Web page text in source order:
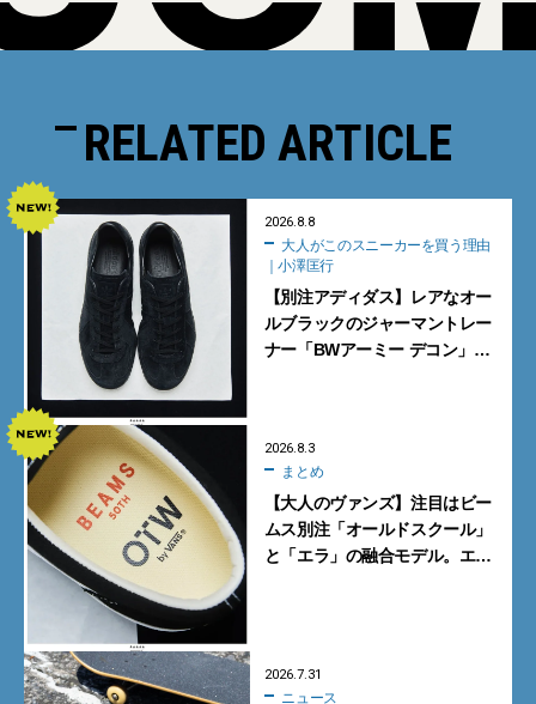
RELATED ARTICLE
2026.8.8
｜小澤匡行
【別注アディダス】レアなオー
ルブラックのジャーマントレー
ナー「BWアーミー デコン」
2026.8.3
まとめ
【大人のヴァンズ】注目はビー
ムス別注「オールドスクール」
と「エラ」の融合モデル。エ
2026.7.31
ニュース